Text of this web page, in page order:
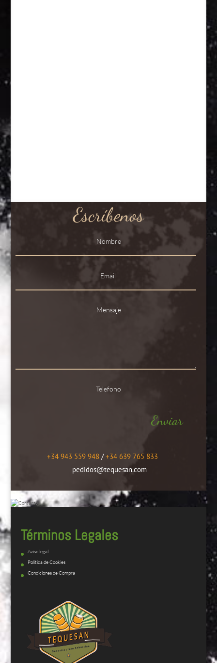
Escríbenos
Enviar
+34 943 559 948 /+34 639 765 833
pedidos@tequesan.com
Términos Legales
Aviso legal
Política de Cookies
Condiciones de Compra